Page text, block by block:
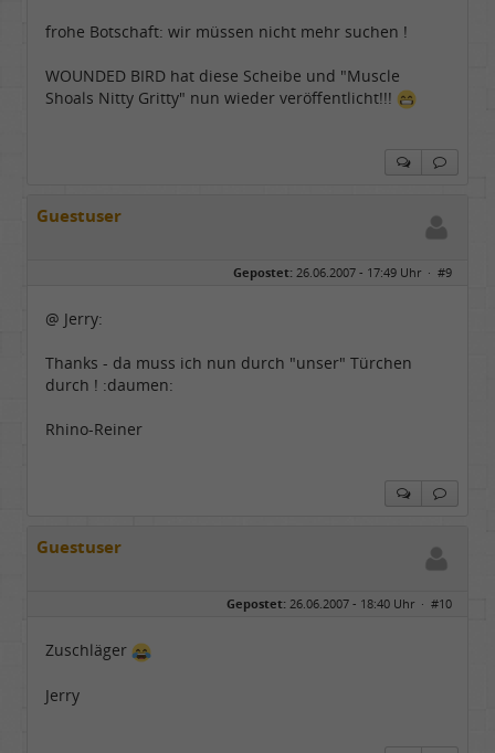
frohe Botschaft: wir müssen nicht mehr suchen !
WOUNDED BIRD hat diese Scheibe und "Muscle
Shoals Nitty Gritty" nun wieder veröffentlicht!!!
Guestuser
Gepostet: 26.06.2007 - 17:49 Uhr · #9
@ Jerry:
Thanks - da muss ich nun durch "unser" Türchen
durch ! :daumen:
Rhino-Reiner
Guestuser
Gepostet: 26.06.2007 - 18:40 Uhr · #10
Zuschläger
Jerry